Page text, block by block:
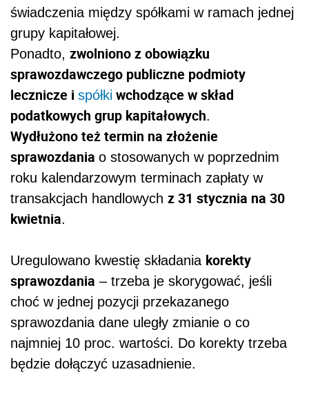
świadczenia między spółkami w ramach jednej
grupy kapitałowej.
Ponadto, zwolniono z obowiązku
sprawozdawczego publiczne podmioty
lecznicze i spółki wchodzące w skład
podatkowych grup kapitałowych.
Wydłużono też termin na złożenie
sprawozdania o stosowanych w poprzednim
roku kalendarzowym terminach zapłaty w
transakcjach handlowych z 31 stycznia na 30
kwietnia.
Uregulowano kwestię składania korekty
sprawozdania – trzeba je skorygować, jeśli
choć w jednej pozycji przekazanego
sprawozdania dane uległy zmianie o co
najmniej 10 proc. wartości. Do korekty trzeba
będzie dołączyć uzasadnienie.